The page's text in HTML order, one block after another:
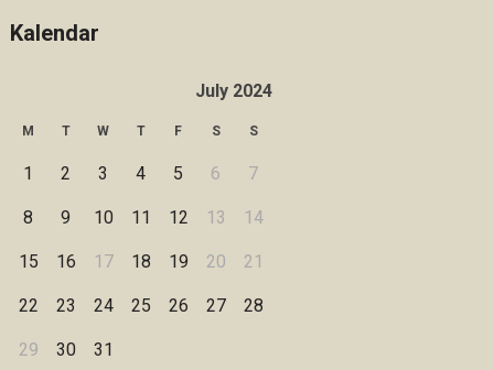
Kalendar
July 2024
M T W T F S S
1 2 3 4 5 6 7
8 9 10 11 12 13 14
15 16 17 18 19 20 21
22 23 24 25 26 27 28
29 30 31